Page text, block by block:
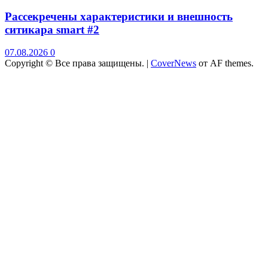
Рассекречены характеристики и внешность
ситикара smart #2
07.08.2026 0
Copyright © Все права защищены. | CoverNews от AF themes.